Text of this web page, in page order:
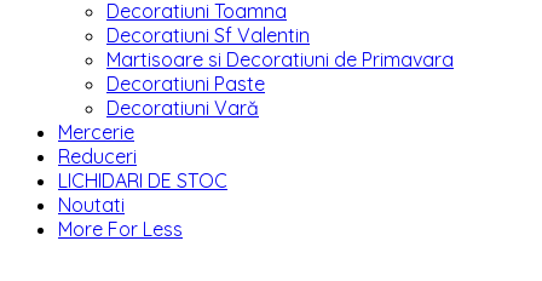
Decoratiuni Toamna
Decoratiuni Sf Valentin
Martisoare si Decoratiuni de Primavara
Decoratiuni Paste
Decoratiuni Vară
Mercerie
Reduceri
LICHIDARI DE STOC
Noutati
More For Less